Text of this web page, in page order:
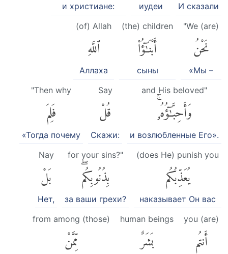
И сказали
иудеи
и христиане:
"We (are)
نَحْنُ
«Мы –
(the) children
أَبْنَٰٓؤُا۟
сыны
(of) Allah
ٱللَّهِ
Аллаха
and His beloved"
وَأَحِبَّٰٓؤُهُۥۚ
и возлюбленные Его».
Say
قُلْ
Скажи:
"Then why
فَلِمَ
«Тогда почему
(does He) punish you
يُعَذِّبُكُم
наказывает Он вас
for your sins?"
بِذُنُوبِكُمۖ
за ваши грехи?
Nay
بَلْ
Нет,
you (are)
أَنتُم
human beings
بَشَرٌ
from among (those)
مِّمَّنْ